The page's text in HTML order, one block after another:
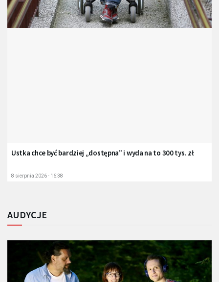
Ustka chce być bardziej „dostępna” i wyda na to 300 tys. zł
8 sierpnia 2026 - 16:38
AUDYCJE